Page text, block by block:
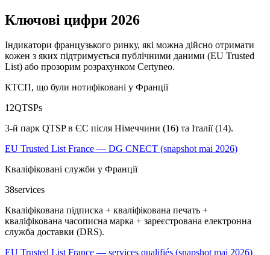
Ключові цифри 2026
Індикатори французького ринку, які можна дійсно отримати
кожен з яких підтримується публічними даними (EU Trusted
List) або прозорим розрахунком Certyneo.
КТСП, що були нотифіковані у Франції
12QTSPs
3-й парк QTSP в ЄС після Німеччини (16) та Італії (14).
EU Trusted List France — DG CNECT (snapshot mai 2026)
Кваліфіковані служби у Франції
38services
Кваліфікована підписка + кваліфікована печать +
кваліфікована часописна марка + зареєстрована електронна
служба доставки (DRS).
EU Trusted List France — services qualifiés (snapshot mai 2026)